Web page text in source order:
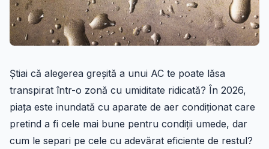
Știai că alegerea greșită a unui AC te poate lăsa
transpirat într-o zonă cu umiditate ridicată? În 2026,
piața este inundată cu aparate de aer condiționat care
pretind a fi cele mai bune pentru condiții umede, dar
cum le separi pe cele cu adevărat eficiente de restul?